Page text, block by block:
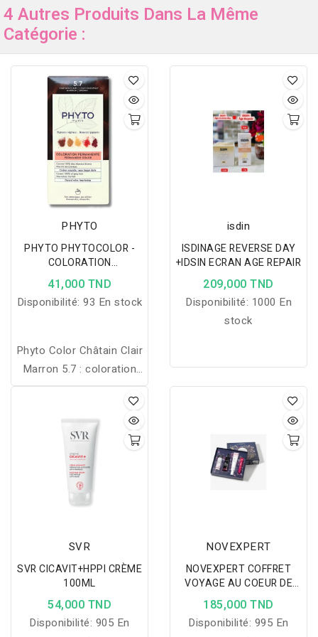
4 Autres Produits Dans La Même
Catégorie :
PHYTO
PHYTO PHYTOCOLOR -
COLORATION
PERMANENTE CHATAIN
CLAIR MARRON 5.7
41,000 TND
Disponibilité: 93 En stock
Phyto Color Châtain Clair
Marron 5.7 : coloration
végétale sans
ammoniaque, reflets
naturels, longue tenue, et
couvrance parfaite des
cheveux blancs.
isdin
ISDINAGE REVERSE DAY
+IDSIN ECRAN AGE REPAIR
209,000 TND
Disponibilité: 1000 En
stock
SVR
SVR CICAVIT+HPPI CRÈME
100ML
54,000 TND
Disponibilité: 905 En
NOVEXPERT
NOVEXPERT COFFRET
VOYAGE AU COEUR DE
L'ACIDE HYALURONIQUE
185,000 TND
Disponibilité: 995 En